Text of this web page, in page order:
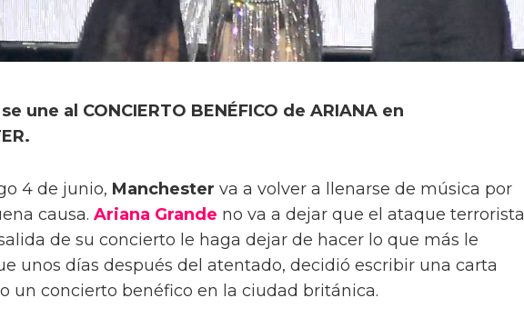
une al CONCIERTO BENÉFICO de ARIANA en
4 de junio, Manchester va a volver a llenarse de música por
causa. Ariana Grande no va a dejar que el ataque terrorista
de su concierto le haga dejar de hacer lo que más le
unos días después del atentado, decidió escribir una carta
un concierto benéfico en la ciudad británica.